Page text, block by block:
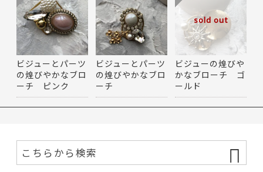
ビジューとパーツ
の煌びやかなブロ
ーチ ピンク
ビジューとパーツ
の煌びやかなブロ
ーチ
sold out
ビジューの煌びや
かなブローチ ゴ
ールド